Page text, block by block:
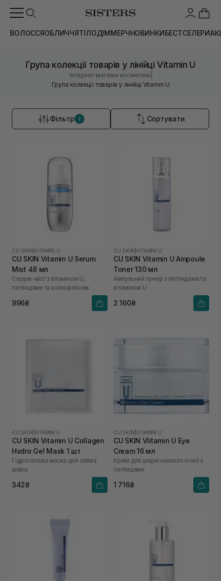
ВОЛОССЯОБЛИЧЧЯТІЛОДІММЕРЧНОВИНКИБЕСТСЕЛЕРИ
Група колекції товарів у лінійці Vitamin U
Інтернет магазин косметики
Група колекції товарів у лінійці Vitamin U
Фільтр 2 Сортувати
CU SKIN |VITAMIN U
CU SKIN Vitamin U Serum
Mist 48 мл
Серум-міст з вітаміном U,
пептидами та волюфіліном
996₴
CU SKIN |VITAMIN U
CU SKIN Vitamin U Ampoule
Toner 130 мл
Ампульний тонер з пептидами та
вітаміном U
2 160₴
CU SKIN |VITAMIN U
CU SKIN Vitamin U Collagen
Hydro Gel Mask 1 шт
Гідрогелева маска для сяйва
шкіри
342₴
CU SKIN |VITAMIN U
CU SKIN VIitamin U Eye
Cream 16 мл
Крем для шкіри навколо очей з
пептидами
1 716₴